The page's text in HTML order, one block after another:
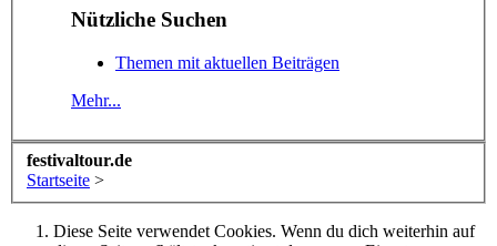
Nützliche Suchen
Themen mit aktuellen Beiträgen
Mehr...
festivaltour.de
Startseite >
Diese Seite verwendet Cookies. Wenn du dich weiterhin auf